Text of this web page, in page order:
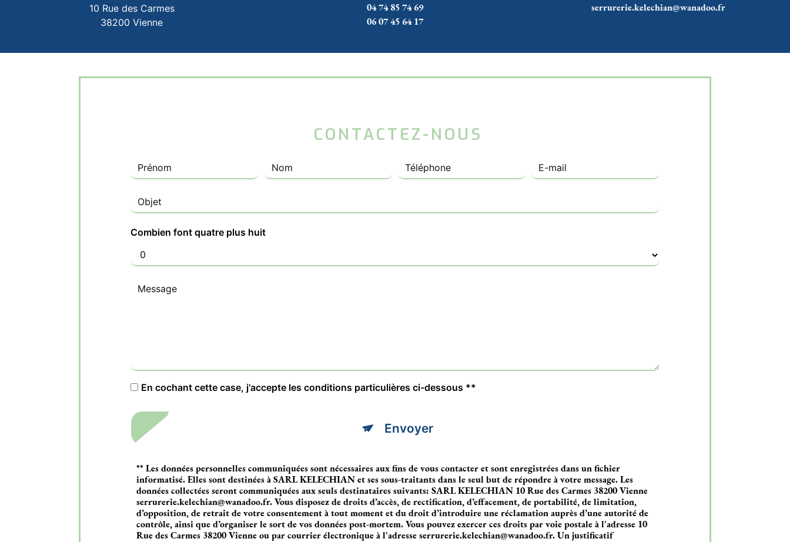
10 Rue des Carmes
38200 Vienne
04 74 85 74 69
06 07 45 64 17
serrurerie.kelechian@wanadoo.fr
CONTACTEZ-NOUS
Combien font quatre plus huit
En cochant cette case, j'accepte les conditions particulières ci-dessous **
Envoyer
** Les données personnelles communiquées sont nécessaires aux fins de vous contacter et sont enregistrées dans un fichier
informatisé. Elles sont destinées à SARL KELECHIAN et ses sous-traitants dans le seul but de répondre à votre message. Les
données collectées seront communiquées aux seuls destinataires suivants: SARL KELECHIAN 10 Rue des Carmes 38200 Vienne
serrurerie.kelechian@wanadoo.fr. Vous disposez de droits d’accès, de rectification, d’effacement, de portabilité, de limitation,
d’opposition, de retrait de votre consentement à tout moment et du droit d’introduire une réclamation auprès d’une autorité de
contrôle, ainsi que d’organiser le sort de vos données post-mortem. Vous pouvez exercer ces droits par voie postale à l'adresse 10
Rue des Carmes 38200 Vienne ou par courrier électronique à l'adresse serrurerie.kelechian@wanadoo.fr. Un justificatif